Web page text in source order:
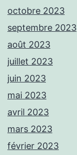
octobre 2023
septembre 2023
août 2023
juillet 2023
juin 2023
mai 2023
avril 2023
mars 2023
février 2023